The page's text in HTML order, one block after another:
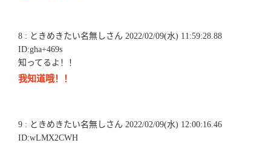
8 : ときめきたい名無しさん 2022/02/09(水) 11:59:28.88
ID:gha+469s
知ってるよ！！
我知道哦！！
9 : ときめきたい名無しさん 2022/02/09(水) 12:00:16.46
ID:wLMX2CWH